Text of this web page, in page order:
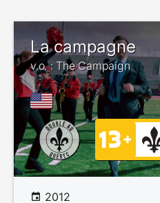
La campagne
v.o. : The Campaign
2012